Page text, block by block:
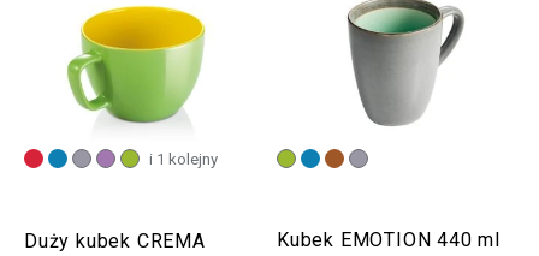
i 1 kolejny
Duży kubek CREMA
Kubek EMOTION 440 ml